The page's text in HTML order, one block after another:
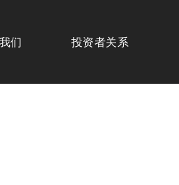
们 投资者关系